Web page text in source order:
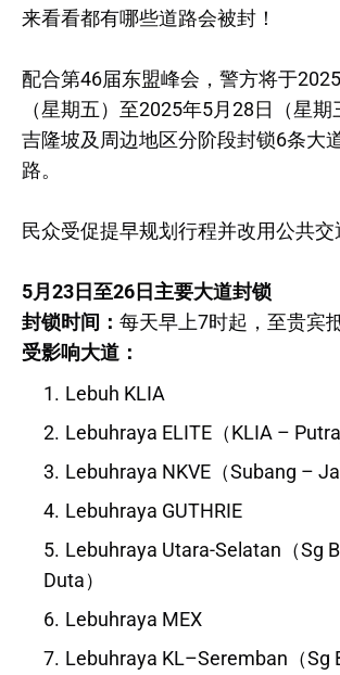
来看看都有哪些道路会被封！
配合第46届东盟峰会，警方将于
（星期五）至2025年5月28日（星
吉隆坡及周边地区分阶段封锁6条大
路。
民众受促提早规划行程并改用公共交
5月23日至26日主要大道封锁
封锁时间： 每天早上7时起，至贵宾
受影响大道：
Lebuh KLIA
Lebuhraya ELITE（KLIA –
Lebuhraya NKVE（Subang –
Lebuhraya GUTHRIE
Lebuhraya Utara-Selatan（Sg
Duta）
Lebuhraya MEX
Lebuhraya KL–Seremban（Sg